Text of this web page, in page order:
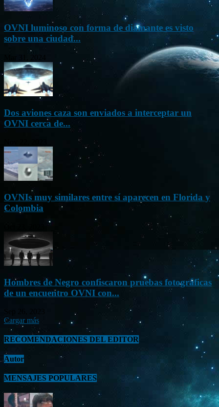
OVNI luminoso con forma de diamante es visto
sobre una ciudad...
Dos aviones caza son enviados a interceptar un
OVNI cerca de...
OVNIs muy similares entre sí aparecen en Florida y
Colombia
Hombres de Negro confiscaron pruebas fotográficas
de un encuentro OVNI con...
Cargar más
RECOMENDACIONES DEL EDITOR
Autor
MENSAJES POPULARES